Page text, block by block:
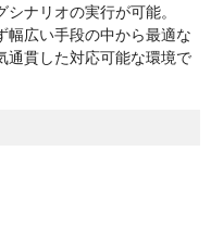
ナリオの実行が可能。
幅広い手段の中から最適な
通貫した対応可能な環境で